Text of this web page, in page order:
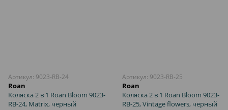
Артикул: 9023-RB-24
Roan
Коляска 2 в 1 Roan Bloom 9023-
RB-24, Matrix, черный
Артикул: 9023-RB-25
Roan
Коляска 2 в 1 Roan Bloom 9023-
RB-25, Vintage flowers, черный